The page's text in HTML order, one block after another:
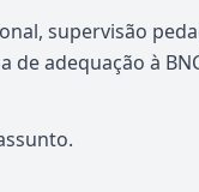
supervisão
adequação à